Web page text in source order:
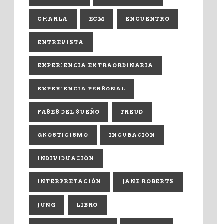
CHARLA ECM ENCUENTRO
ENTREVISTA
EXPERIENCIA EXTRAORDINARIA
EXPERIENCIA PERSONAL
FASES DEL SUEÑO FREUD
GNOSTICISMO INCUBACIÓN
INDIVIDUACIÓN
INTERPRETACIÓN JANE ROBERTS
JUNG LIBRO